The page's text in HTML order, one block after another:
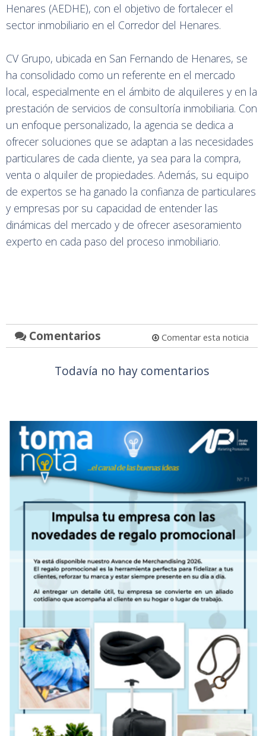
Henares (AEDHE), con el objetivo de fortalecer el
sector inmobiliario en el Corredor del Henares.
CV Grupo, ubicada en San Fernando de Henares, se
ha consolidado como un referente en el mercado
local, especialmente en el ámbito de alquileres y en la
prestación de servicios de consultoría inmobiliaria. Con
un enfoque personalizado, la agencia se dedica a
ofrecer soluciones que se adaptan a las necesidades
particulares de cada cliente, ya sea para la compra,
venta o alquiler de propiedades. Además, su equipo
de expertos se ha ganado la confianza de particulares
y empresas por su capacidad de entender las
dinámicas del mercado y de ofrecer asesoramiento
experto en cada paso del proceso inmobiliario.
Comentarios Comentar esta noticia
Todavía no hay comentarios